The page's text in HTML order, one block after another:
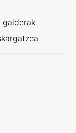
galderak